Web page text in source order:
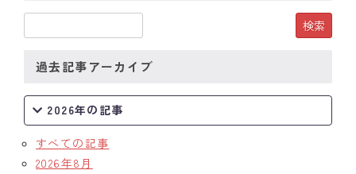
過去記事アーカイブ
2026年の記事
すべての記事
2026年8月